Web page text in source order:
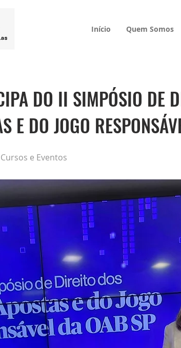
Início Quem Somos
DO II SIMPÓSIO DE
E DO JOGO
e Eventos